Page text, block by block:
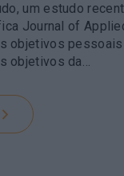
um estudo
Journal of
objetivos
objetivos da…